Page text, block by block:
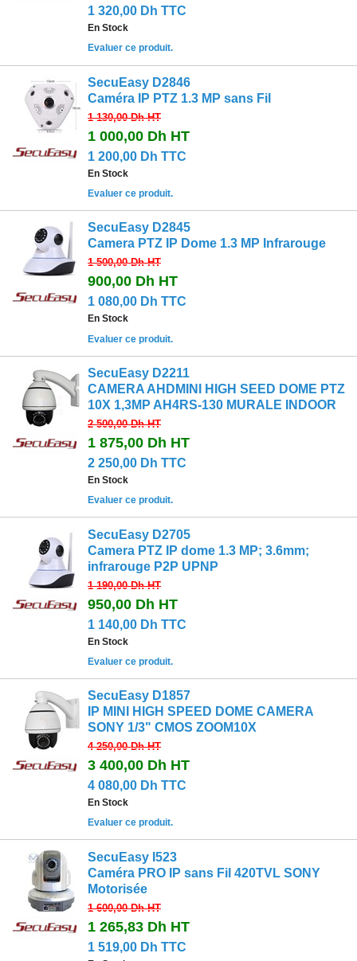
1 320,00 Dh TTC
En Stock
Evaluer ce produit.
SecuEasy D2846
Caméra IP PTZ 1.3 MP sans Fil
1 130,00 DhHT
1 000,00 Dh HT
1 200,00 Dh TTC
En Stock
Evaluer ce produit.
SecuEasy D2845
Camera PTZ IP Dome 1.3 MP Infrarouge
1 500,00 DhHT
900,00 Dh HT
1 080,00 Dh TTC
En Stock
Evaluer ce produit.
SecuEasy D2211
CAMERA AHDMINI HIGH SEED DOME PTZ
10X 1,3MP AH4RS-130 MURALE INDOOR
2 500,00 DhHT
1 875,00 Dh HT
2 250,00 Dh TTC
En Stock
Evaluer ce produit.
SecuEasy D2705
Camera PTZ IP dome 1.3 MP; 3.6mm;
infrarouge P2P UPNP
1 190,00 DhHT
950,00 Dh HT
1 140,00 Dh TTC
En Stock
Evaluer ce produit.
SecuEasy D1857
IP MINI HIGH SPEED DOME CAMERA
SONY 1/3" CMOS ZOOM10X
4 250,00 DhHT
3 400,00 Dh HT
4 080,00 Dh TTC
En Stock
Evaluer ce produit.
SecuEasy I523
Caméra PRO IP sans Fil 420TVL SONY
Motorisée
1 600,00 DhHT
1 265,83 Dh HT
1 519,00 Dh TTC